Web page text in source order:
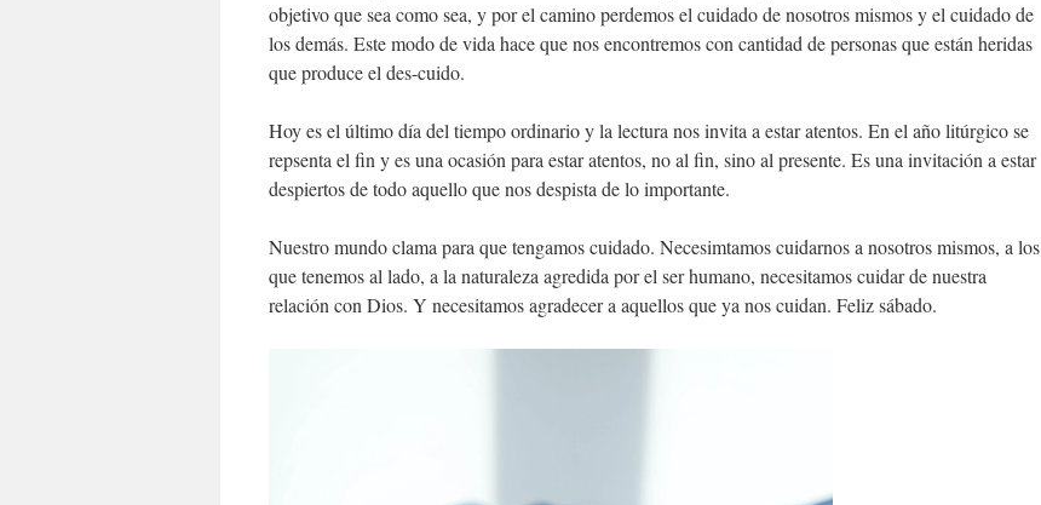
objetivo que sea como sea, y por el camino perdemos el cuidado de nosotros mismos y el cuidado de
los demás. Este modo de vida hace que nos encontremos con cantidad de personas que están heridas
que produce el des-cuido.
Hoy es el último día del tiempo ordinario y la lectura nos invita a estar atentos. En el año litúrgico se
repsenta el fin y es una ocasión para estar atentos, no al fin, sino al presente. Es una invitación a estar
despiertos de todo aquello que nos despista de lo importante.
Nuestro mundo clama para que tengamos cuidado. Necesimtamos cuidarnos a nosotros mismos, a los
que tenemos al lado, a la naturaleza agredida por el ser humano, necesitamos cuidar de nuestra
relación con Dios. Y necesitamos agradecer a aquellos que ya nos cuidan. Feliz sábado.